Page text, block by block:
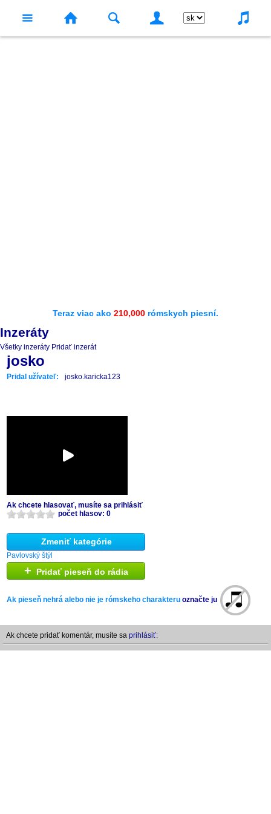
Teraz viac ako 210,000 rómskych piesní.
Inzeráty
Všetky inzeráty Pridať inzerát
josko
Pridal užívateľ: josko.karicka123
Ak chcete hlasovať, musíte sa prihlásiť
počet hlasov: 0
Zmeniť kategórie
Pavlovský štýl
+ Pridať pieseň do rádia
Ak pieseň nehrá alebo nie je rómskeho charakteru označte ju
Ak chcete pridať komentár, musíte sa prihlásiť: